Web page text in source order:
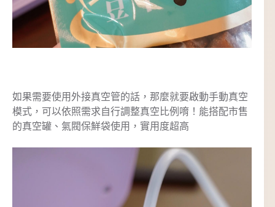
如果需要使用外接真空管的話，那麼就要啟動手動真空
模式，可以依照需求自行調整真空比例唷！能搭配市售
的真空罐、氣閥保鮮袋使用，實用度超高